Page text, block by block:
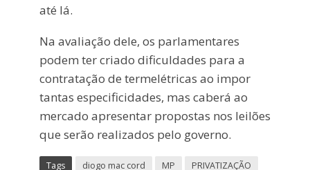
até lá.
Na avaliação dele, os parlamentares
podem ter criado dificuldades para a
contratação de termelétricas ao impor
tantas especificidades, mas caberá ao
mercado apresentar propostas nos leilões
que serão realizados pelo governo.
Tags diogo mac cord MP
PRIVATIZAÇÃO